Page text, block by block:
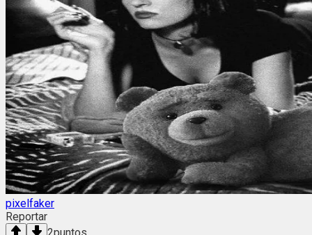
pixelfaker
Reportar